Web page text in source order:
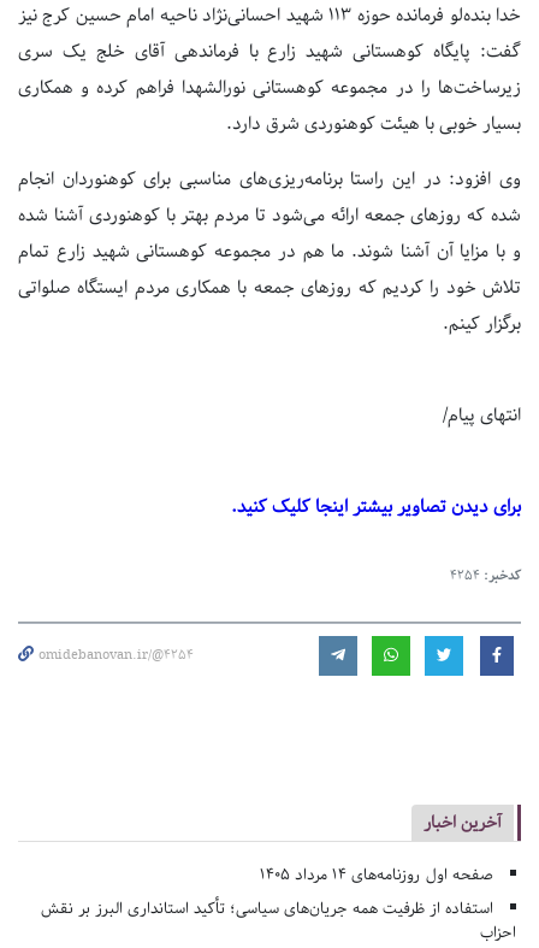
خدا بنده‌لو فرمانده حوزه 113 شهید احسانی‌‌نژاد ناحیه امام حسین کرج نیز
گفت: پایگاه کوهستانی شهید زارع با فرماندهی آقای خلج یک سری
زیرساخت‌ها را در مجموعه کوهستانی نورالشهدا فراهم کرده‌ و همکاری
بسیار خوبی با هیئت کوهنوردی شرق دارد.
وی افزود: در این راستا برنامه‌ریزی‌های مناسبی برای کوهنوردان انجام
شده که روزهای جمعه ارائه می‌شود تا مردم بهتر با کوهنوردی آشنا شده
و با مزایا آن آشنا شوند. ما هم در مجموعه کوهستانی شهید زارع تمام
تلاش خود را کردیم که روزهای جمعه با همکاری مردم ایستگاه صلواتی
برگزار کینم.
انتهای پیام/
برای دیدن تصاویر بیشتر اینجا کلیک کنید.
کدخبر: 4254
omidebanovan.ir/@4254
آخرین اخبار
صفحه اول روزنامه‌های 14 مرداد 1405
استفاده از ظرفیت همه جریان‌های سیاسی؛ تأکید استانداری البرز بر نقش
احزاب